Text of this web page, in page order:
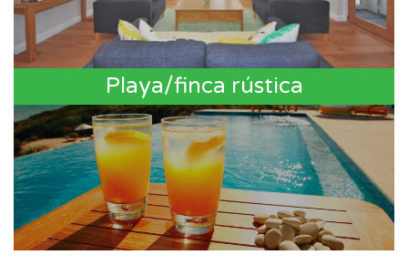
Playa/finca rústica